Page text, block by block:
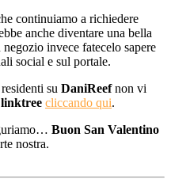
continuiamo a richiedere
anche diventare una bella
invece fatecelo sapere
social e sul portale.
su DaniReefnon vi
linktree cliccando qui.
Buon San Valentino
nostra.